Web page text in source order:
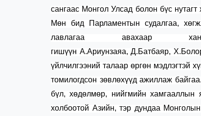
сангаас МонголУлсад болон бүс
Мөн бид Парламентынсудалгаа,
лавлагаа
авахаар
гишүүн А.Ариунзаяа,Д.Батбаяр,
үйлчилгээний талаар өргөн мэдлэгтэй
томилогдсон зөвлөхүүд ажиллаж
бүл, хөдөлмөр, нийгмийн хамгааллын
холбоотой Азийн, тэр дундаа